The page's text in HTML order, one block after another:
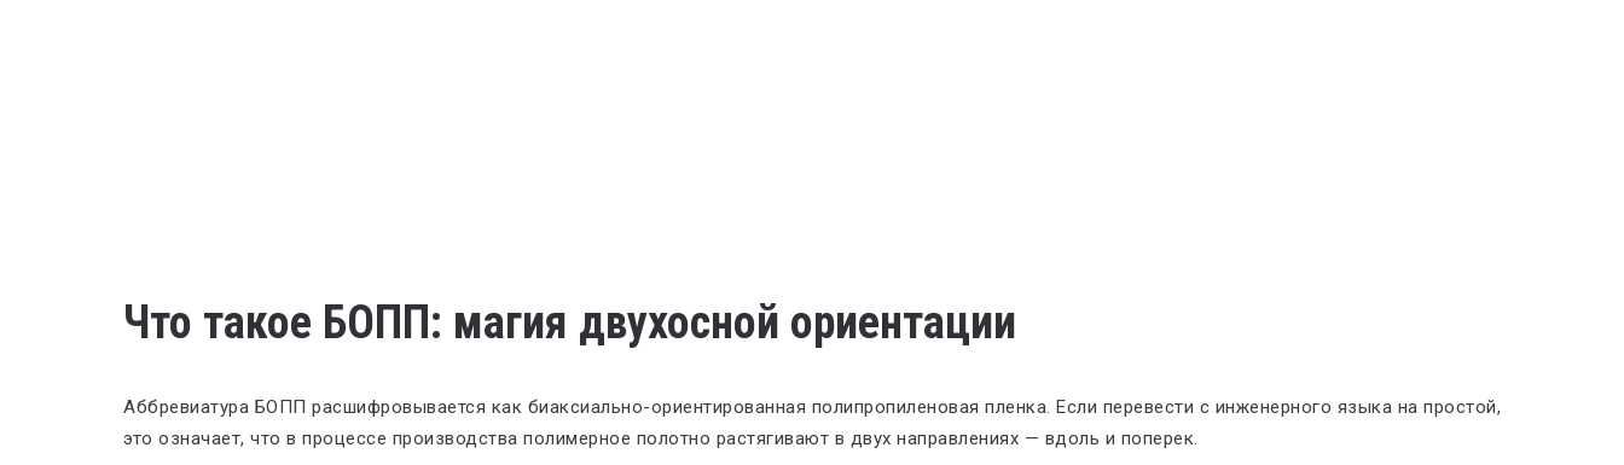
Что такое БОПП: магия двухосной ориентации
Аббревиатура БОПП расшифровывается как биаксиально-ориентированная полипропиленовая пленка. Если перевести с инженерного языка на простой,
это означает, что в процессе производства полимерное полотно растягивают в двух направлениях — вдоль и поперек.